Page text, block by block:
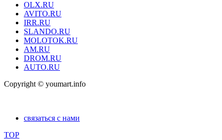
OLX.RU
AVITO.RU
IRR.RU
SLANDO.RU
MOLOTOK.RU
AM.RU
DROM.RU
AUTO.RU
Copyright © youmart.info
связаться с нами
TOP